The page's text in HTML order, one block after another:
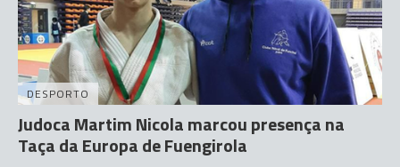
DESPORTO
Judoca Martim Nicola marcou presença na
Taça da Europa de Fuengirola